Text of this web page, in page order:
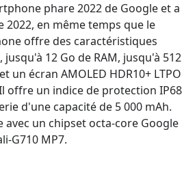
phare 2022 de Google et a
2022, en même temps que le
offre des caractéristiques
12 Go de RAM, jusqu'à 512
un écran AMOLED HDR10+ LTPO
offre un indice de protection IP68
d'une capacité de 5 000 mAh.
avec un chipset octa-core Google
G710 MP7.